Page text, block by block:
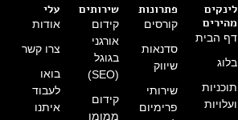
לינקים
מהירים
דף הבית
בלוג
תוכניות
ועלויות
פתרונות
קורסים
סדנאות
שיווק
שירותי
פרימיום
שירותים
קידום
אורגני
בגוגל
(SEO)
קידום
ממומן
עלי
אודות
צרו קשר
בואו
לעבוד
איתנו